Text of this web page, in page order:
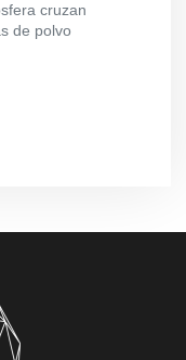
cruzan
de polvo